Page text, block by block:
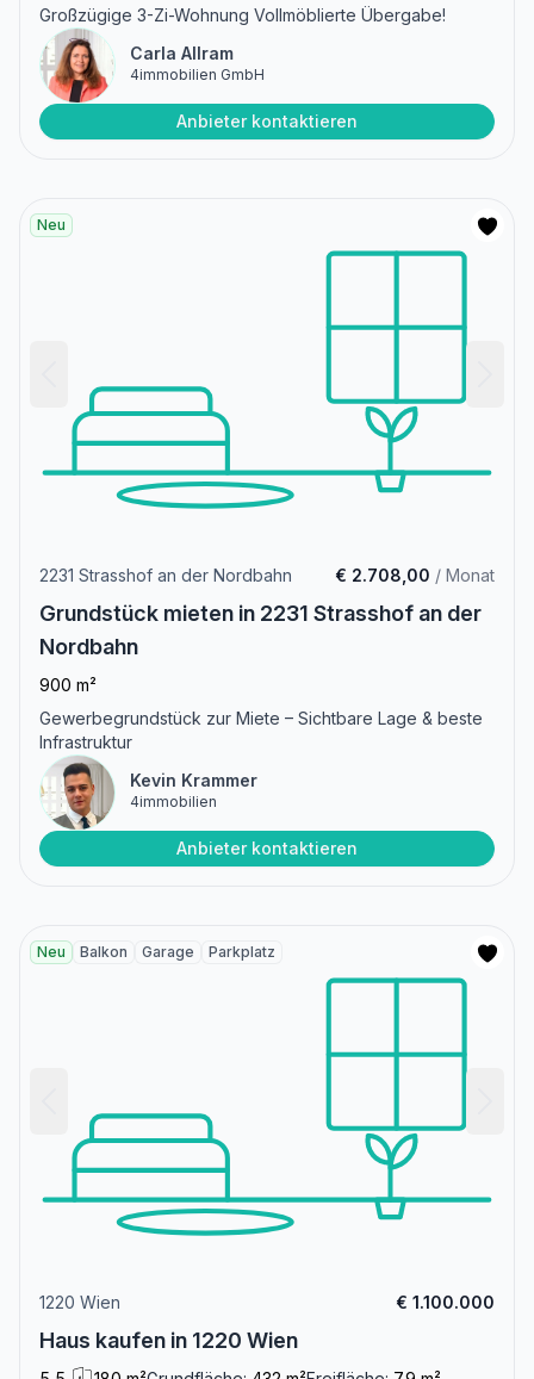
Großzügige 3-Zi-Wohnung Vollmöblierte Übergabe!
Carla Allram
4immobilien GmbH
Anbieter kontaktieren
Neu
2231 Strasshof an der Nordbahn € 2.708,00 / Monat
Grundstück mieten in 2231 Strasshof an der
Nordbahn
900 m²
Gewerbegrundstück zur Miete – Sichtbare Lage & beste
Infrastruktur
Kevin Krammer
4immobilien
Anbieter kontaktieren
Neu Balkon Garage Parkplatz
1220 Wien € 1.100.000
Haus kaufen in 1220 Wien